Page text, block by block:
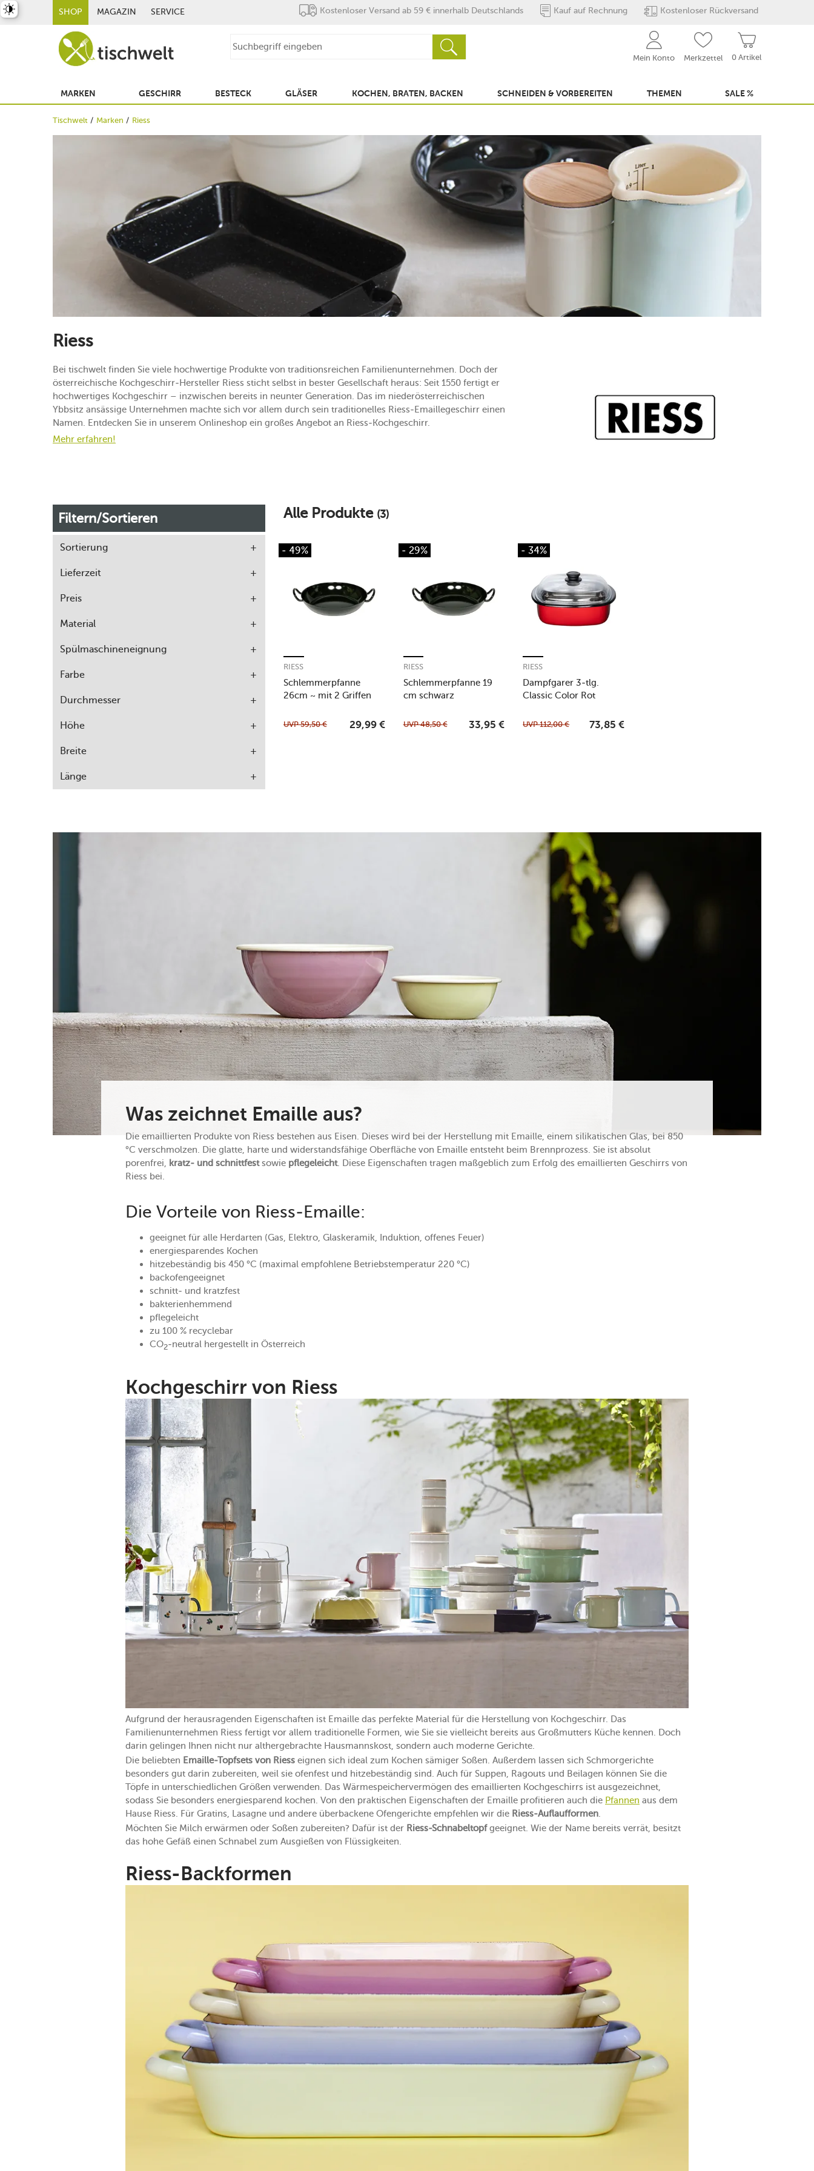
SHOP MAGAZIN SERVICE Kostenloser Versand ab 59 € innerhalb Deutschlands Kauf auf Rechnung Kostenloser Rückversand
0 Artikel
Mein Konto Merkzettel
MARKEN GESCHIRR BESTECK GLÄSER KOCHEN, BRATEN, BACKEN SCHNEIDEN & VORBEREITEN THEMEN SALE %
Tischwelt Marken Riess
Riess
Bei tischwelt finden Sie viele hochwertige Produkte von traditionsreichen Familienunternehmen. Doch der
österreichische Kochgeschirr-Hersteller Riess sticht selbst in bester Gesellschaft heraus: Seit 1550 fertigt er
hochwertiges Kochgeschirr – inzwischen bereits in neunter Generation. Das im niederösterreichischen
Ybbsitz ansässige Unternehmen machte sich vor allem durch sein traditionelles Riess-Emaillegeschirr einen
Namen. Entdecken Sie in unserem Onlineshop ein großes Angebot an Riess-Kochgeschirr.
Mehr erfahren!
Filtern/Sortieren
Sortierung
Lieferzeit
Preis
Material
Spülmaschineneignung
Farbe
Durchmesser
Höhe
Breite
Länge
Alle Produkte (3)
- 49%
Schlemmerpfanne
26cm ~ mit 2 Griffen
RIESS
UVP59,50 € 29,99 €
- 29%
Schlemmerpfanne 19
cm schwarz
RIESS
UVP48,50 € 33,95 €
- 34%
Dampfgarer 3-tlg.
Classic Color Rot
RIESS
UVP112,00 € 73,85 €
Was zeichnet Emaille aus?
Die emaillierten Produkte von Riess bestehen aus Eisen. Dieses wird bei der Herstellung mit Emaille, einem silikatischen Glas, bei 850
°C verschmolzen. Die glatte, harte und widerstandsfähige Oberfläche von Emaille entsteht beim Brennprozess. Sie ist absolut
porenfrei, kratz- und schnittfestsowie pflegeleicht. Diese Eigenschaften tragen maßgeblich zum Erfolg des emaillierten Geschirrs von
Riess bei.
Die Vorteile von Riess-Emaille:
geeignet für alle Herdarten (Gas, Elektro, Glaskeramik, Induktion, offenes Feuer)
energiesparendes Kochen
hitzebeständig bis 450 °C (maximal empfohlene Betriebstemperatur 220 °C)
backofengeeignet
schnitt- und kratzfest
bakterienhemmend
pflegeleicht
zu 100 % recyclebar
CO2-neutral hergestellt in Österreich
Kochgeschirr von Riess
Aufgrund der herausragenden Eigenschaften ist Emaille das perfekte Material für die Herstellung von Kochgeschirr. Das
Familienunternehmen Riess fertigt vor allem traditionelle Formen, wie Sie sie vielleicht bereits aus Großmutters Küche kennen. Doch
darin gelingen Ihnen nicht nur althergebrachte Hausmannskost, sondern auch moderne Gerichte.
Die beliebten Emaille-Topfsets von Riess eignen sich ideal zum Kochen sämiger Soßen. Außerdem lassen sich Schmorgerichte
besonders gut darin zubereiten, weil sie ofenfest und hitzebeständig sind. Auch für Suppen, Ragouts und Beilagen können Sie die
Töpfe in unterschiedlichen Größen verwenden. Das Wärmespeichervermögen des emaillierten Kochgeschirrs ist ausgezeichnet,
sodass Sie besonders energiesparend kochen. Von den praktischen Eigenschaften der Emaille profitieren auch die Pfannen aus dem
Hause Riess. Für Gratins, Lasagne und andere überbackene Ofengerichte empfehlen wir die Riess-Auflaufformen.
Möchten Sie Milch erwärmen oder Soßen zubereiten? Dafür ist der Riess-Schnabeltopfgeeignet. Wie der Name bereits verrät, besitzt
das hohe Gefäß einen Schnabel zum Ausgießen von Flüssigkeiten.
Riess-Backformen
umschalten